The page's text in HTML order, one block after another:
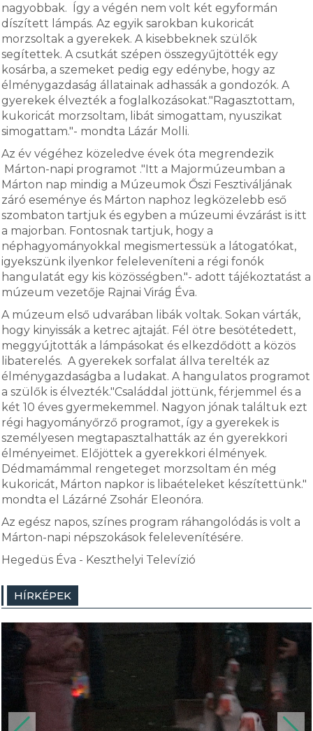
nagyobbak. Így a végén nem volt két egyformán
díszített lámpás. Az egyik sarokban kukoricát
morzsoltak a gyerekek. A kisebbeknek szülők
segítettek. A csutkát szépen összegyűjtötték egy
kosárba, a szemeket pedig egy edénybe, hogy az
élménygazdaság állatainak adhassák a gondozók. A
gyerekek élvezték a foglalkozásokat."Ragasztottam,
kukoricát morzsoltam, libát simogattam, nyuszikat
simogattam."- mondta Lázár Molli.
Az év végéhez közeledve évek óta megrendezik
Márton-napi programot ."Itt a Majormúzeumban a
Márton nap mindig a Múzeumok Őszi Fesztiváljának
záró eseménye és Márton naphoz legközelebb eső
szombaton tartjuk és egyben a múzeumi évzárást is itt
a majorban. Fontosnak tartjuk, hogy a
néphagyományokkal megismertessük a látogatókat,
igyekszünk ilyenkor feleleveníteni a régi fonók
hangulatát egy kis közösségben."- adott tájékoztatást a
múzeum vezetője Rajnai Virág Éva.
A múzeum első udvarában libák voltak. Sokan várták,
hogy kinyissák a ketrec ajtaját. Fél ötre besötétedett,
meggyújtották a lámpásokat és elkezdődött a közös
libaterelés. A gyerekek sorfalat állva terelték az
élménygazdaságba a ludakat. A hangulatos programot
a szülők is élvezték."Családdal jöttünk, férjemmel és a
két 10 éves gyermekemmel. Nagyon jónak találtuk ezt
régi hagyományőrző programot, így a gyerekek is
személyesen megtapasztalhatták az én gyerekkori
élményeimet. Előjöttek a gyerekkori élmények.
Dédmamámmal rengeteget morzsoltam én még
kukoricát, Márton napkor is libaételeket készítettünk."
mondta el Lázárné Zsohár Eleonóra.
Az egész napos, színes program ráhangolódás is volt a
Márton-napi népszokások felelevenítésére.
Hegedüs Éva - Keszthelyi Televízió
HÍRKÉPEK